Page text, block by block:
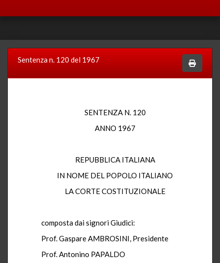
Sentenza n. 120 del 1967
SENTENZA N. 120
ANNO 1967
REPUBBLICA ITALIANA
IN NOME DEL POPOLO ITALIANO
LA CORTE COSTITUZIONALE
composta dai signori Giudici:
Prof. Gaspare AMBROSINI, Presidente
Prof. Antonino PAPALDO